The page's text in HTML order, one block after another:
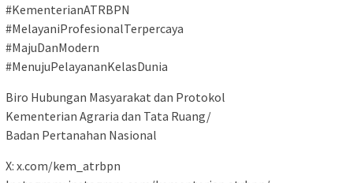
#KementerianATRBPN
#MelayaniProfesionalTerpercaya
#MajuDanModern
#MenujuPelayananKelasDunia
Biro Hubungan Masyarakat dan Protokol
Kementerian Agraria dan Tata Ruang/
Badan Pertanahan Nasional
X: x.com/kem_atrbpn